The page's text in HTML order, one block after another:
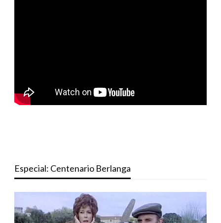
Especial: Centenario Berlanga